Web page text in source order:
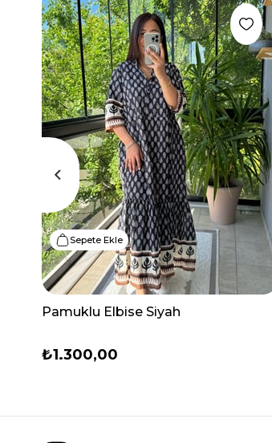
Pamuklu Elbise Siyah
₺1.300,00
Sepete Ekle